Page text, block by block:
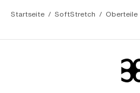
Startseite SoftStretch Oberteile